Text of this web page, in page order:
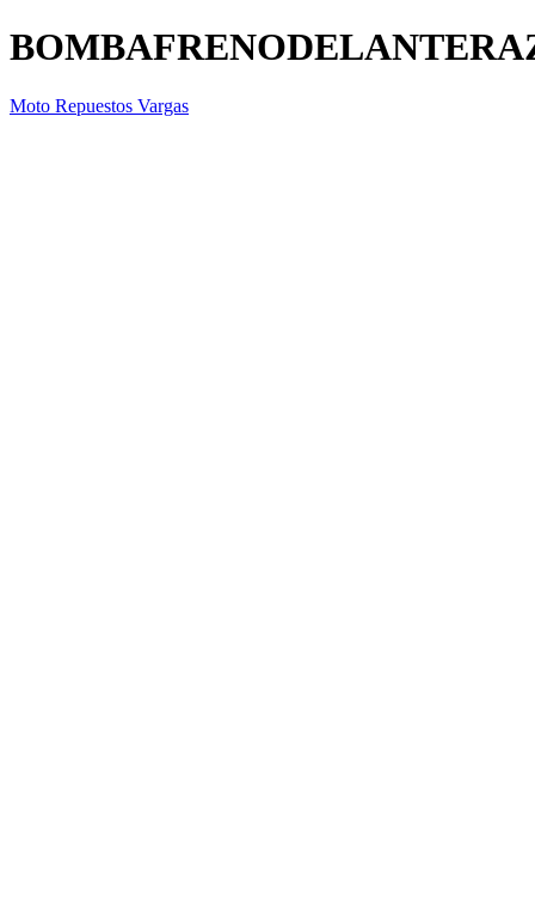
Moto Repuestos Vargas